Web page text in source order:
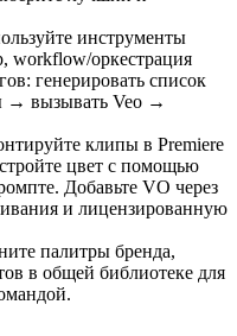
инструменты
workflow/оркестрация
генерировать список
→ вызывать Veo →
клипы в Premiere
цвет с помощью
Добавьте VO через
и лицензированную
палитры бренда,
в общей библиотеке для